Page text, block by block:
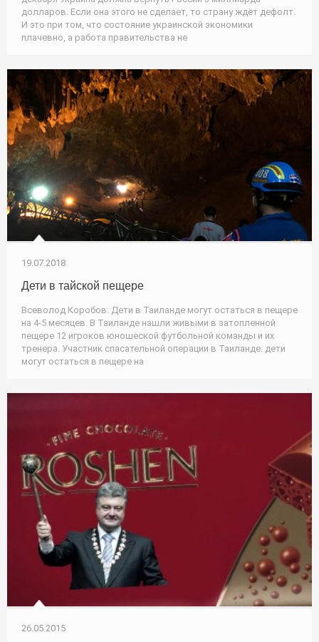
долларов. Если она этого не сделает, то страну ждёт дефолт.
И это при том, что состояние украинской экономики
плачевно, а работа правительства не
19.07.2018
Дети в тайской пещере
Всеволод Коробов: Дети в Таиланде могут остаться в пещере
на 4-5 месяцев. В Таиланде нашли живыми в затопленной
пещере 12 игроков юношеской футбольной команды и их
тренера. Участник спасательной операции в Таиланде: дети
могут остаться в пещере на
26.05.2015